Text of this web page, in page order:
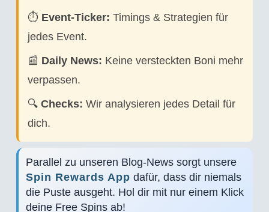
⏱️ Event-Ticker: Timings & Strategien für
jedes Event.
📰 Daily News: Keine versteckten Boni mehr
verpassen.
🔍 Checks: Wir analysieren jedes Detail für
dich.
Parallel zu unseren Blog-News sorgt unsere
Spin Rewards App dafür, dass dir niemals
die Puste ausgeht. Hol dir mit nur einem Klick
deine Free Spins ab!